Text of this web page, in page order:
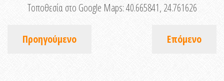
Τοποθεσία στο Google Maps:40.665841, 24.761626
Προηγούμενο Επόμενο